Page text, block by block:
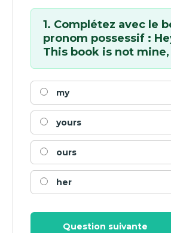
1. Complétez avec le
pronom possessif :
This book is not mine,
my
yours
ours
her
Question suivante